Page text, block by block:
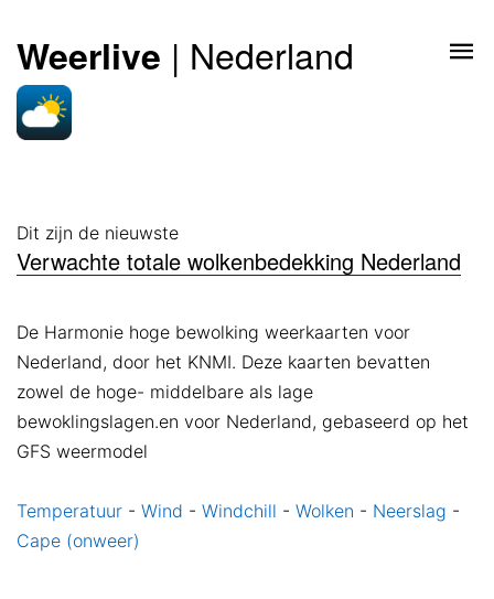
Weerlive | Nederland
Dit zijn de nieuwste
Verwachte totale wolkenbedekking Nederland
De Harmonie hoge bewolking weerkaarten voor
Nederland, door het KNMI. Deze kaarten bevatten
zowel de hoge- middelbare als lage
bewoklingslagen.en voor Nederland, gebaseerd op het
GFS weermodel
Temperatuur - Wind - Windchill - Wolken - Neerslag -
Cape (onweer)